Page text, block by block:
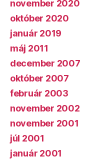
november 2020
október 2020
január 2019
máj 2011
december 2007
október 2007
február 2003
november 2002
november 2001
júl 2001
január 2001